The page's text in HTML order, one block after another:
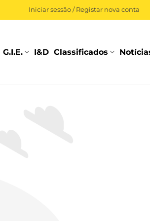
Iniciar sessão / Registar nova conta
G.I.E. I&D Classificados